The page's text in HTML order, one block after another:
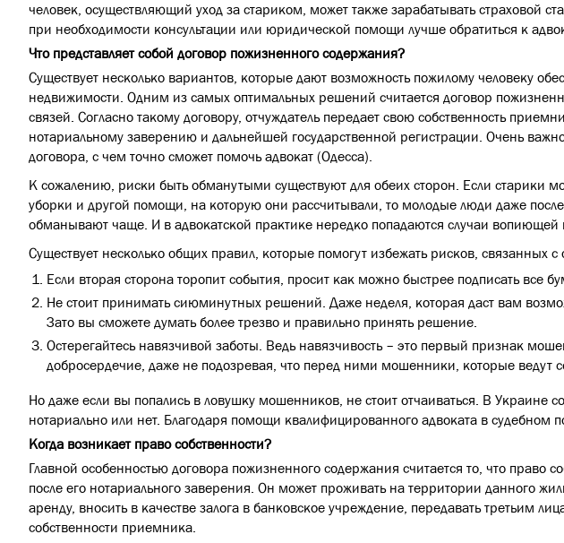
человек, осуществляющий уход за стариком, может также зарабатывать страховой
при необходимости консультации или юридической помощи лучше обратиться к
Что представляет собой договор пожизненного содержания?
Существует несколько вариантов, которые дают возможность пожилому человеку
недвижимости. Одним из самых оптимальных решений считается договор
связей. Согласно такому договору, отчуждатель передает свою собственность
нотариальному заверению и дальнейшей государственной регистрации. Очень
договора, с чем точно сможет помочь адвокат (Одесса).
К сожалению, риски быть обманутыми существуют для обеих сторон. Если старики
уборки и другой помощи, на которую они рассчитывали, то молодые люди даже
обманывают чаще. И в адвокатской практике нередко попадаются случаи
Существует несколько общих правил, которые помогут избежать рисков,
Если вторая сторона торопит события, просит как можно быстрее подписать все
Не стоит принимать сиюминутных решений. Даже неделя, которая даст вам
Зато вы сможете думать более трезво и правильно принять решение.
Остерегайтесь навязчивой заботы. Ведь навязчивость – это первый признак
добросердечие, даже не подозревая, что перед ними мошенники, которые ведут
Но даже если вы попались в ловушку мошенников, не стоит отчаиваться. В Украине
нотариально или нет. Благодаря помощи квалифицированного адвоката в судебном
Когда возникает право собственности?
Главной особенностью договора пожизненного содержания считается то, что право
после его нотариального заверения. Он может проживать на территории данного
аренду, вносить в качестве залога в банковское учреждение, передавать третьим
собственности приемника.